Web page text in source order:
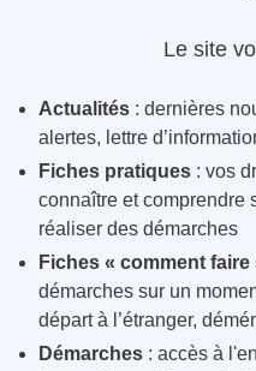
Le site
Actualités : dernières
alertes, lettre
Fiches pratiques : vos
connaître et comprendre
réaliser des démarches
Fiches « comment faire
démarches sur un
départ à l’étranger,
Démarches : accès à